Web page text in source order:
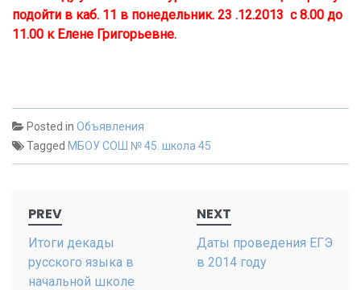
подойти в каб. 11 в понедельник. 23 .12.2013 с 8.00 до
11.00 к Елене Григорьевне.
Posted in Объявления
Tagged МБОУ СОШ № 45. школа 45
navigation
PREV
Итоги декады
русского языка в
начальной школе
NEXT
Даты проведения ЕГЭ
в 2014 году